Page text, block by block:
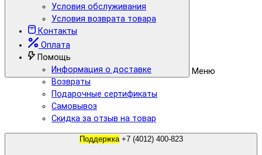
Меню
Условия обслуживания
Условия возврата товара
Контакты
Оплата
Помощь
Информация о доставке
Возвраты
Подарочные сертификаты
Самовывоз
Скидка за отзыв на товар
Поддержка +7 (4012) 400-823